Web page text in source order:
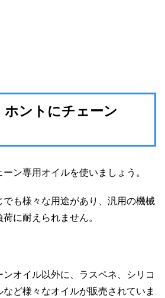
ホントにチェーン
ン専用オイルを使いましょう。
でも様々な用途があり、汎用の機械
に耐えられません。
オイル以外に、ラスペネ、シリコ
ど様々なオイルが販売されていま